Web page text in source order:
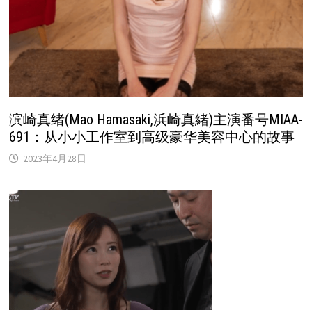
滨崎真绪(Mao Hamasaki,浜崎真緒)主演番号MIAA-
691：从小小工作室到高级豪华美容中心的故事
2023年4月28日